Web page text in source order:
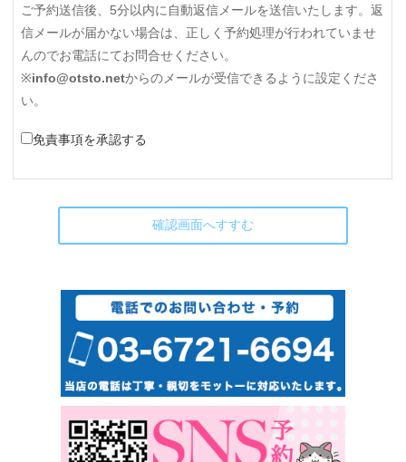
ご予約送信後、5分以内に自動返信メールを送信いたします。返
信メールが届かない場合は、正しく予約処理が行われていませ
んのでお電話にてお問合せください。
※info@otsto.netからのメールが受信できるように設定くださ
い。
免責事項を承認する